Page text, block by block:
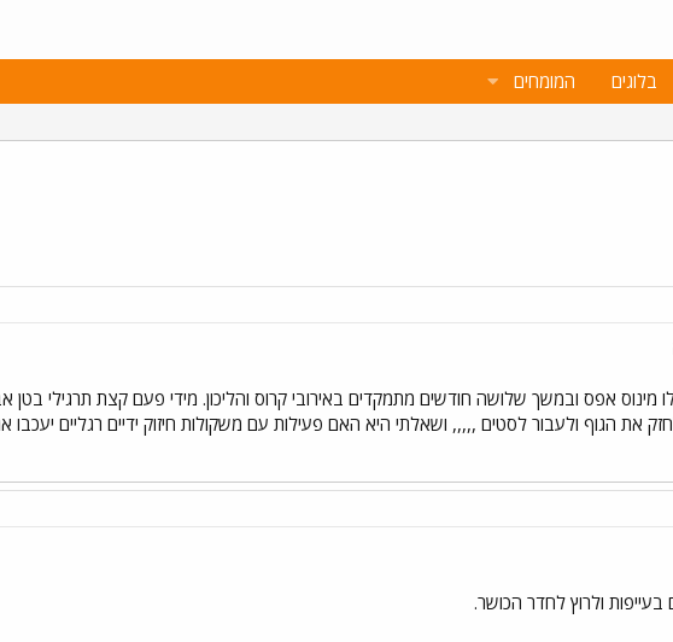
בלוגים המומחים
אפס ובמשך שלושה חודשים מתמקדים באירובי קרוס והליכון. מידי פעם קצת תרגילי בטן
הזמן לחזק את הגוף ולעבור לסטים ,,,,, ושאלתי היא האם פעילות עם משקולות חיזוק ידיים רגליים
ולרוץ לחדר הכושר.